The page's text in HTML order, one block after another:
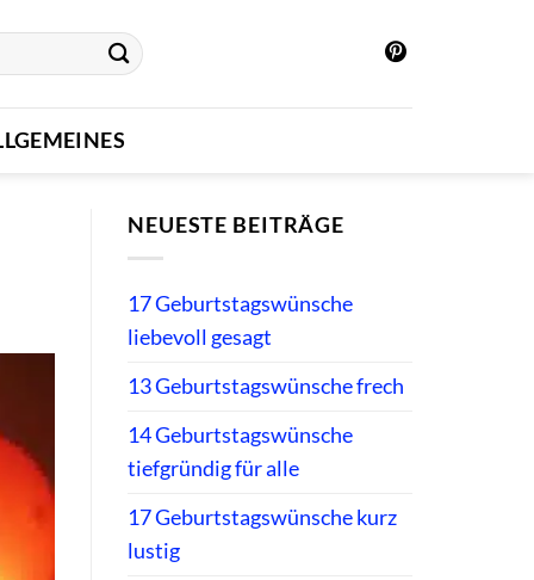
NEUESTE BEITRÄGE
17 Geburtstagswünsche
liebevoll gesagt
13 Geburtstagswünsche frech
14 Geburtstagswünsche
tiefgründig für alle
17 Geburtstagswünsche kurz
lustig